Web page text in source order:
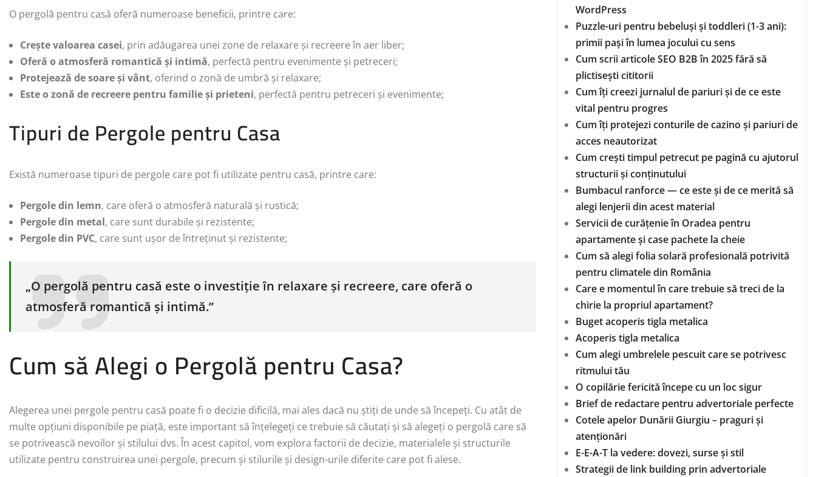
O pergolă pentru casă oferă numeroase beneficii, printre care:
Crește valoarea casei, prin adăugarea unei zone de relaxare și recreere în aer liber;
Oferă o atmosferă romantică și intimă, perfectă pentru evenimente și petreceri;
Protejează de soare și vânt, oferind o zonă de umbră și relaxare;
Este o zonă de recreere pentru familie și prieteni, perfectă pentru petreceri și evenimente;
Tipuri de Pergole pentru Casa
Există numeroase tipuri de pergole care pot fi utilizate pentru casă, printre care:
Pergole din lemn, care oferă o atmosferă naturală și rustică;
Pergole din metal, care sunt durabile și rezistente;
Pergole din PVC, care sunt ușor de întreținut și rezistente;
„O pergolă pentru casă este o investiție în relaxare și recreere, care oferă o
atmosferă romantică și intimă.”
Cum să Alegi o Pergolă pentru Casa?
Alegerea unei pergole pentru casă poate fi o decizie dificilă, mai ales dacă nu știți de unde să începeți. Cu atât de
multe opțiuni disponibile pe piață, este important să înțelegeți ce trebuie să căutați și să alegeți o pergolă care să
se potrivească nevoilor și stilului dvs. În acest capitol, vom explora factorii de decizie, materialele și structurile
utilizate pentru construirea unei pergole, precum și stilurile și design-urile diferite care pot fi alese.
WordPress
Puzzle-uri pentru bebeluși și toddleri (1-3 ani):
primii pași în lumea jocului cu sens
Cum scrii articole SEO B2B în 2025 fără să
plictisești cititorii
Cum îți creezi jurnalul de pariuri și de ce este
vital pentru progres
Cum îți protejezi conturile de cazino și pariuri de
acces neautorizat
Cum crești timpul petrecut pe pagină cu ajutorul
structurii și conținutului
Bumbacul ranforce — ce este și de ce merită să
alegi lenjerii din acest material
Servicii de curățenie în Oradea pentru
apartamente și case pachete la cheie
Cum să alegi folia solară profesională potrivită
pentru climatele din România
Care e momentul în care trebuie să treci de la
chirie la propriul apartament?
Buget acoperis tigla metalica
Acoperis tigla metalica
Cum alegi umbrelele pescuit care se potrivesc
ritmului tău
O copilărie fericită începe cu un loc sigur
Brief de redactare pentru advertoriale perfecte
Cotele apelor Dunării Giurgiu – praguri și
atenționări
E-E-A-T la vedere: dovezi, surse și stil
Strategii de link building prin advertoriale